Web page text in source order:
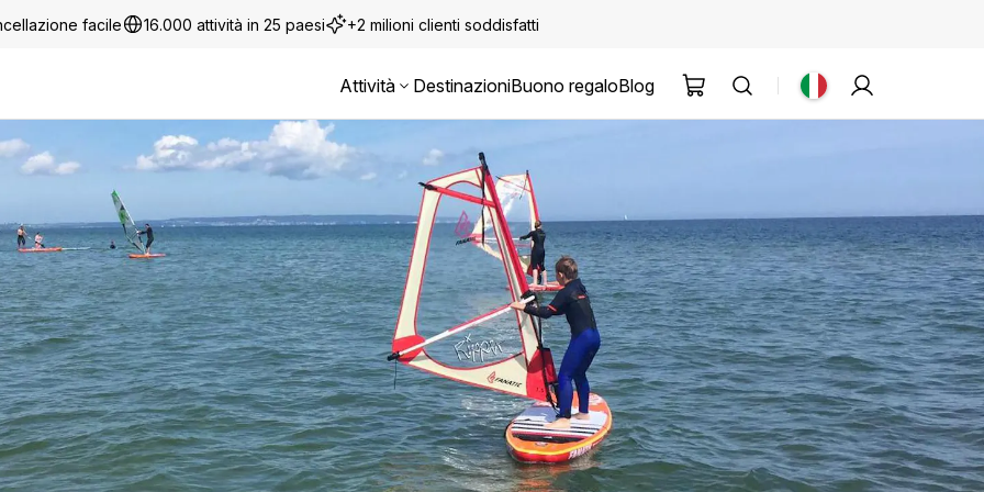
facile 16.000 attività in 25 paesi +2 milioni clienti soddisfatti
Attività DestinazioniBuono regaloBlog